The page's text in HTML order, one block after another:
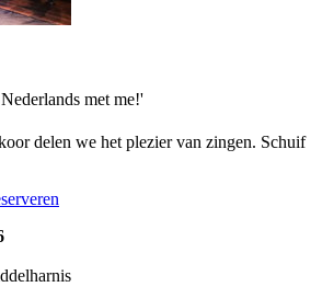
met me!'
delen we het plezier van zingen. Schuif